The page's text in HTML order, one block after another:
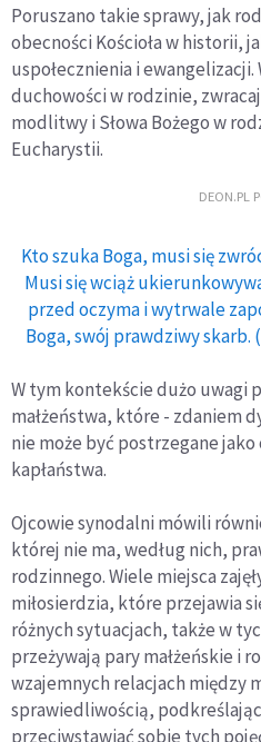
Poruszano takie sprawy, jak
obecności Kościoła w historii,
uspołecznienia i
duchowości w rodzinie,
modlitwy i Słowa Bożego w
Eucharystii.
DEON.PL
Kto szuka Boga, musi się
Musi się wciąż
przed oczyma i wytrwale
Boga, swój prawdziwy skarb.
W tym kontekście dużo uwagi
małżeństwa, które - zdaniem
nie może być postrzegane
kapłaństwa.
Ojcowie synodalni mówili
której nie ma, według nich,
rodzinnego. Wiele miejsca
miłosierdzia, które przejawia
różnych sytuacjach, także w
przeżywają pary małżeńskie i
wzajemnych relacjach między
sprawiedliwością,
przeciwstawiać sobie tych